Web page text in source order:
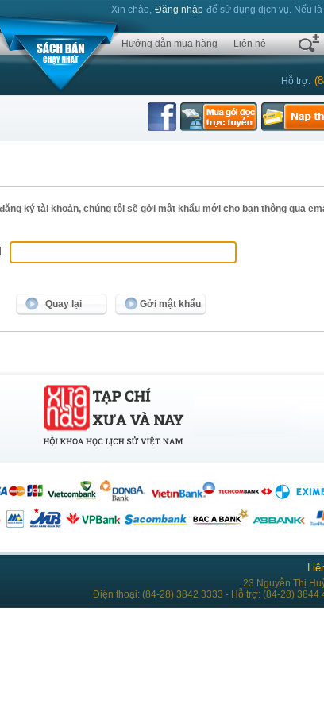
Xin chào, Đăng nhập để sử dụng dịch vụ. Nếu
Hướng dẫn mua hàng Liên hệ
Hỗ trợ:
ký tài khoản, chúng tôi sẽ gởi mật khẩu mới cho bạn thông qua
23 Nguyễn Thị
Điện thoại: (84-28) 3842 3333 - Hỗ trợ: (84-28) 3844